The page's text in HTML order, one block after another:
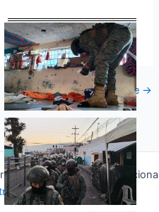
Entrada siguiente →
Aérea Ecuatoriana | Funciona
para WordPress